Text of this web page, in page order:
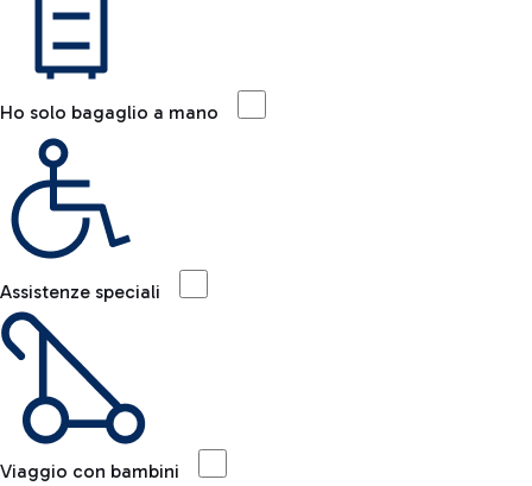
Ho solo bagaglio a mano
Assistenze speciali
Viaggio con bambini